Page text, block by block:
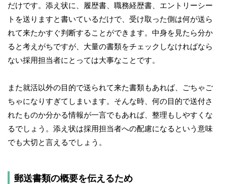
だけです。添え状に、履歴書、職務経歴書、エントリーシー
トを送りますと書いているだけで、受け取った側は何が送ら
れて来たかすぐ判断することができます。中身を見たら分か
ると考えがちですが、大量の書類をチェックしなければなら
ない採用担当者にとっては大事なことです。
また就活以外の目的で送られて来た書類もあれば、ごちゃご
ちゃになりすぎてしまいます。そんな時、何の目的で送付さ
れたものか分かる情報が一言でもあれば、整理もしやすくな
るでしょう。添え状は採用担当者への配慮になるという意味
でも大切と言えるでしょう。
郵送書類の概要を伝えるため